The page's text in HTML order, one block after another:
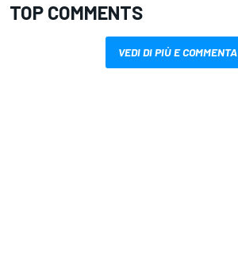
TOP COMMENTS
VEDI DI PIÙ E COMMENTA